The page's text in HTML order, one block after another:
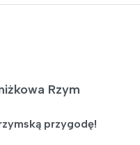
Rzym
przygodę!